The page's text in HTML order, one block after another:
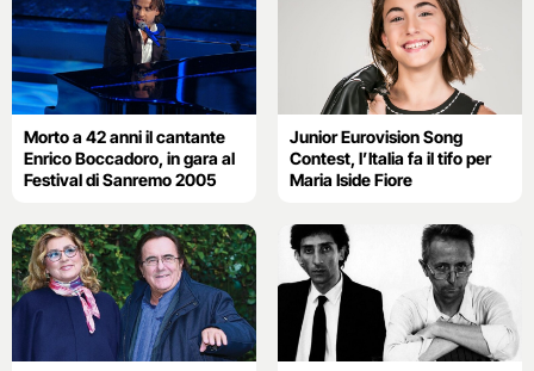
Morto a 42 anni il cantante
Enrico Boccadoro, in gara al
Festival di Sanremo 2005
Junior Eurovision Song
Contest, l’Italia fa il tifo per
Maria Iside Fiore